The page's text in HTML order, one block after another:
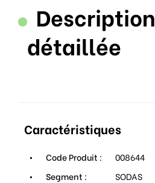
Description
détaillée
Caractéristiques
Code Produit :
008644
Segment :
SODAS